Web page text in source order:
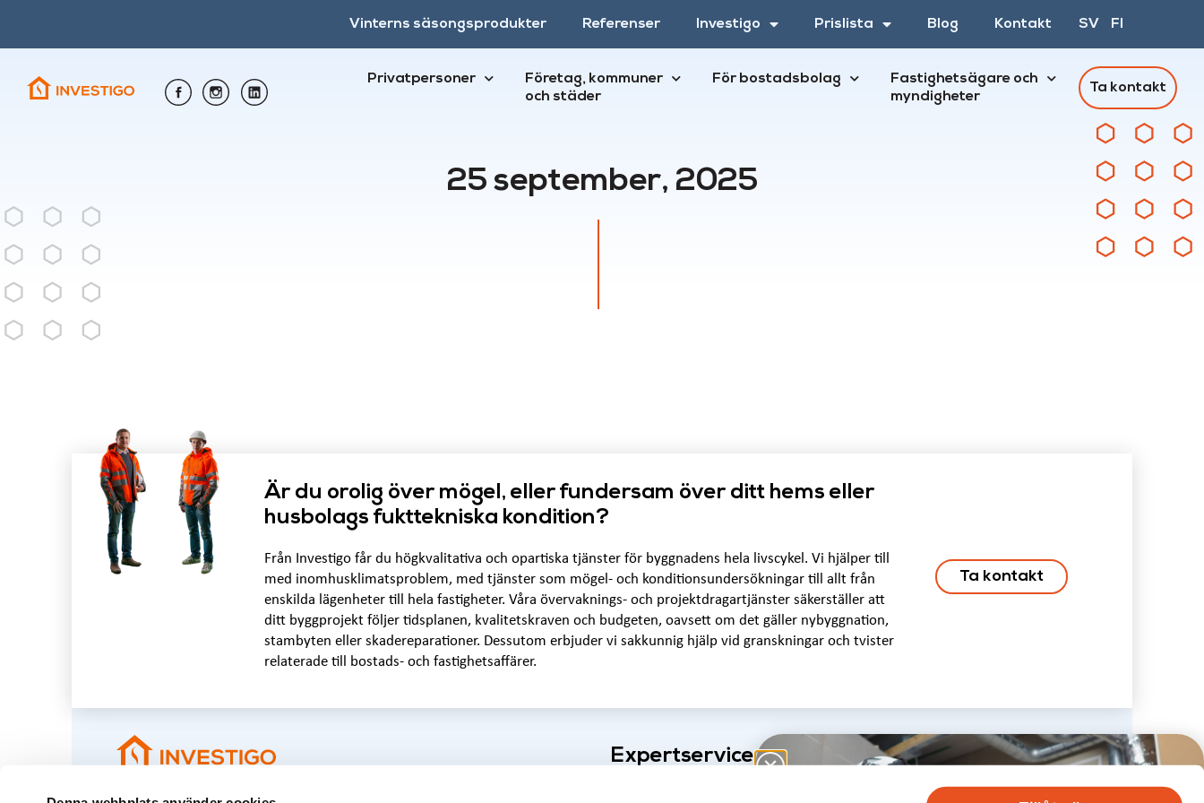
Vinterns säsongsprodukter Referenser Investigo Prislista Blog Kontakt SV FI
Privatpersoner
Företag, kommuner
och städer
För bostadsbolag
Fastighetsägare och
myndigheter
Ta kontakt
25 september, 2025
Är du orolig över mögel, eller fundersam över ditt hems eller
husbolags fukttekniska kondition?
Från Investigo får du högkvalitativa och opartiska tjänster för byggnadens hela livscykel. Vi hjälper till
med inomhusklimatsproblem, med tjänster som mögel- och konditionsundersökningar till allt från
enskilda lägenheter till hela fastigheter. Våra övervaknings- och projektdragartjänster säkerställer att
ditt byggprojekt följer tidsplanen, kvalitetskraven och budgeten, oavsett om det gäller nybyggnation,
stambyten eller skadereparationer. Dessutom erbjuder vi sakkunnig hjälp vid granskningar och tvister
relaterade till bostads- och fastighetsaffärer.
Ta kontakt
Expertservice under byggnadens hela